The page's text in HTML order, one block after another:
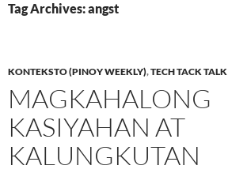
Tag Archives: angst
KONTEKSTO (PINOY WEEKLY),TECH TACK TALK
MAGKAHALONG
KASIYAHAN AT
KALUNGKUTAN